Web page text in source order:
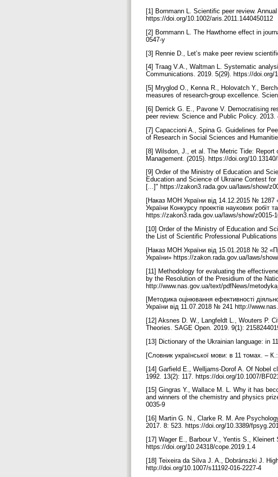
[1] Bornmann L. Scientific peer review.
https://doi.org/10.1002/aris.2011.1440450112
[2] Bornmann L. The Hawthorne effect in
0547-y
[3] Rennie D., Let’s make peer review
[4] Traag V.A., Waltman L. Systematic
Communications. 2019. 5(29). https://doi.org/
[5] Mryglod O., Kenna R., Holovatch Y.,
measures of research-group excellence.
[6] Derrick G. E., Pavone V. Democratising
peer review. Science and Public Policy.
[7] Capaccioni A., Spina G. Guidelines for
of Research in Social Sciences and
[8] Wilsdon, J., et al. The Metric Tide:
Management. (2015). https://doi.org/
[9] Order of the Ministry of Education and
Education and Science of Ukraine Contest
[...]" https://zakon3.rada.gov.ua/laws/show/
[Наказ МОН України від 14.12.2015 № 1287
України Конкурсу проектів наукових робіт
https://zakon3.rada.gov.ua/laws/show/z0015-
[10] Order of the Ministry of Education and
the List of Scientific Professional
[Наказ МОН України від 15.01.2018 № 32
України» https://zakon.rada.gov.ua/laws/
[11] Methodology for evaluating the
by the Resolution of the Presidium of the
http://www.nas.gov.ua/text/pdfNews/
[Методика оцінювання ефективності
України від 11.07.2018 № 241 http://
[12] Aksnes D. W., Langfeldt L., Wouters P.
Theories. SAGE Open. 2019. 9(1):
[13] Dictionary of the Ukrainian language: in
[Словник української мови: в 11 томах. –
[14] Garfield E., Welljams-Dorof A. Of Nobel
1992. 13(2): 117. https://doi.org/10.1007/
[15] Gingras Y., Wallace M. L. Why it has
and winners of the chemistry and physics
0035-9
[16] Martin G. N., Clarke R. M. Are
2017. 8: 523. https://doi.org/10.3389/
[17] Wager E., Barbour V., Yentis S.,
https://doi.org/10.24318/cope.2019.1.4
[18] Teixeira da Silva J. A., Dobránszki J.
http://doi.org/10.1007/s11192-016-2227-4